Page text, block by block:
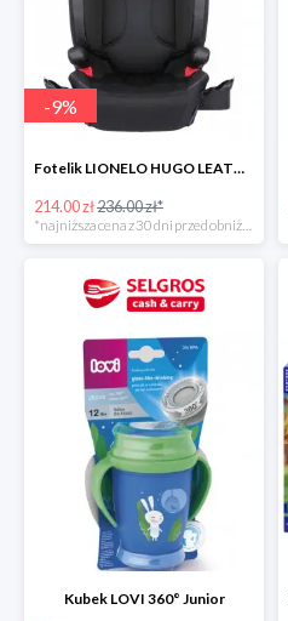
-9%
Fotelik LIONELO HUGO LEATHER BLACK ISOFIX 15-36 KG
214.00 zł236.00 zł*
*najniższa cena z 30 dni przed obniżką
Kubek LOVI 360° Junior